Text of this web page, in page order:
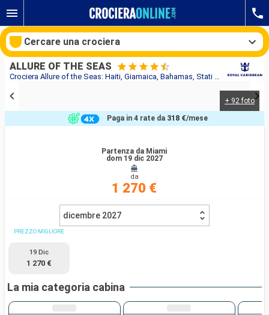
Crociera Allure of the Seas: Haiti, Giamaica, Bahamas, Stati uniti in partenza da Miami
ALLURE OF THE SEAS
+ 92 foto
Partenza da Miami
dom 19 dic 2027
da
1 270 €
Paga in 4 rate da318 €/mese
dicembre 2027
PREZZO MIGLIORE
19 Dic
1 270 €
La mia categoria cabina
Cercare una crociera
Compagnie
Ricerca